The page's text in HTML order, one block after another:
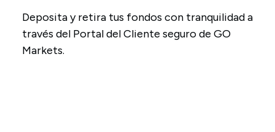
Deposita y retira tus fondos con tranquilidad a
través del Portal del Cliente seguro de GO
Markets.